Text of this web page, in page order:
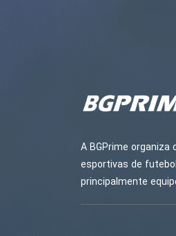
A BGPrime organiza
esportivas de
principalmente